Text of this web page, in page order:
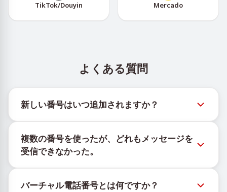
TikTok/Douyin Mercado
よくある質問
新しい番号はいつ追加されますか？
@TigerSMSofficial_bot で確認できます。このチャン
ネルは最新の番号在庫にアクセスできるよう、タイム
リーな更新を提供します。
複数の番号を使ったが、どれもメッセージを
受信できなかった。
ことはできません。サービスのアルゴリズムにより、
バーチャル電話番号とは何ですか？